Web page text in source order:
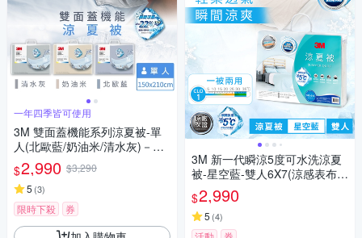
一年四季皆可使用
3M 雙面蓋機能系列涼夏被-單
人(北歐藍/奶油米/清水灰)－三
色任選
$2,990 $3,290
5 (3)
限時下殺 券
3M 新一代瞬涼5度可水洗涼夏
被-星空藍-雙人6X7(涼感表布舒
適再升級)
$2,990
5 (4)